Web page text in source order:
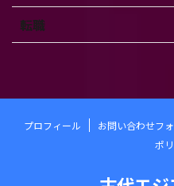
転職
プロフィール お問い合わせフ
ポ